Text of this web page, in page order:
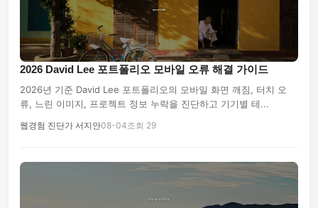
2026 David Lee 포트폴리오 모바일 오류 해결 가이드
2026년 기준 David Lee 포트폴리오의 모바일 화면 깨짐, 터치 오
류, 느린 이미지, 프로젝트 정보 누락을 진단하고 기기별 테...
웹경험 진단가 서지안08-04조회 29